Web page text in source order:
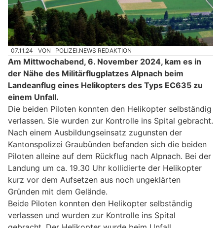
07.11.24 VON POLIZEI.NEWS REDAKTION
Am Mittwochabend, 6. November 2024, kam es in
der Nähe des Militärflugplatzes Alpnach beim
Landeanflug eines Helikopters des Typs EC635 zu
einem Unfall.
Die beiden Piloten konnten den Helikopter selbständig
verlassen. Sie wurden zur Kontrolle ins Spital gebracht.
Nach einem Ausbildungseinsatz zugunsten der
Kantonspolizei Graubünden befanden sich die beiden
Piloten alleine auf dem Rückflug nach Alpnach. Bei der
Landung um ca. 19.30 Uhr kollidierte der Helikopter
kurz vor dem Aufsetzen aus noch ungeklärten
Gründen mit dem Gelände.
Beide Piloten konnten den Helikopter selbständig
verlassen und wurden zur Kontrolle ins Spital